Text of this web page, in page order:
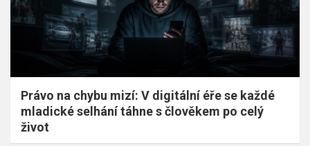
Právo na chybu mizí: V digitální éře se každé
mladické selhání táhne s člověkem po celý
život